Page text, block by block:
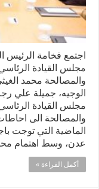
اجتمع فخامة الرئيس
مجلس القيادة
والمصالحة محمد
الوجيه، جميلة علي
مجلس القيادة
والمصالحة الى
الماضية التي توجت
عدن، وسط اهتمام
أكمل القراءة »